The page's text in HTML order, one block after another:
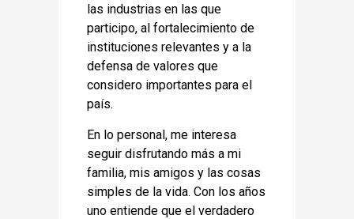
las industrias en las que
participo, al fortalecimiento de
instituciones relevantes y a la
defensa de valores que
considero importantes para el
país.
En lo personal, me interesa
seguir disfrutando más a mi
familia, mis amigos y las cosas
simples de la vida. Con los años
uno entiende que el verdadero